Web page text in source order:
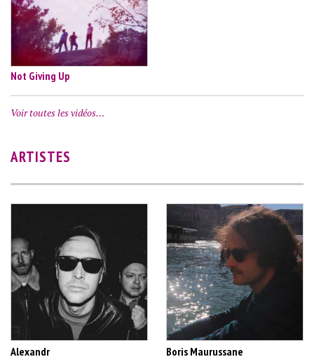
Not Giving Up
Voir toutes les vidéos…
ARTISTES
Alexandr Boris Maurussane